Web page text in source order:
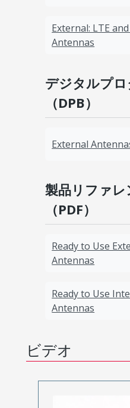
External: LTE and
Antennas
デジタルプ
（DPB）
External
製品リファ
（PDF）
Ready to Use
Antennas
Ready to Use
Antennas
ビデオ